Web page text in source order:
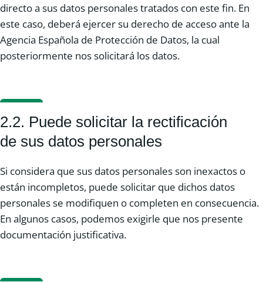
directo a sus datos personales tratados con este fin. En
este caso, deberá ejercer su derecho de acceso ante la
Agencia Española de Protección de Datos, la cual
posteriormente nos solicitará los datos.
2.2. Puede solicitar la rectificación
de sus datos personales
Si considera que sus datos personales son inexactos o
están incompletos, puede solicitar que dichos datos
personales se modifiquen o completen en consecuencia.
En algunos casos, podemos exigirle que nos presente
documentación justificativa.